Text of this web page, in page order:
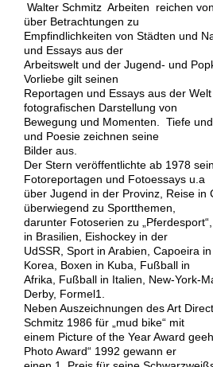
Walter Schmitz Arbeiten reichen
über Betrachtungen zu
Empfindlichkeiten von Städten und
und Essays aus der
Arbeitswelt und der Jugend- und
Vorliebe gilt seinen
Reportagen und Essays aus der
fotografischen Darstellung von
Bewegung und Momenten. Tiefe
und Poesie zeichnen seine
Bilder aus.
Der Stern veröffentlichte ab 1978
Fotoreportagen und Fotoessays u.a
über Jugend in der Provinz, Reise in
überwiegend zu Sportthemen,
darunter Fotoserien zu
in Brasilien, Eishockey in der
UdSSR, Sport in Arabien, Capoeira
Korea, Boxen in Kuba, Fußball in
Afrika, Fußball in Italien, New-York-
Derby, Formel1.
Neben Auszeichnungen des Art
Schmitz 1986 für „mud bike“ mit
einem Picture of the Year Award
Photo Award“ 1992 gewann er